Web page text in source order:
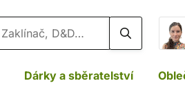
Dárky a sběratelství